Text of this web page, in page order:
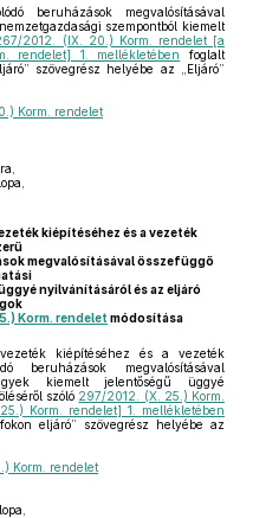
beruházások megvalósításával
szempontból kiemelt
2012. (IX. 20.) Korm. rendelet [a
rendelet] 1. mellékletében
foglalt
szövegrész helyébe az „Eljáró”
Korm. rendelet
kiépítéséhez és a vezeték
megvalósításával összefüggő
nyilvánításáról és az eljáró
Korm. rendelet módosítása
kiépítéséhez és a vezeték
beruházások megvalósításával
kiemelt jelentőségű üggyé
szóló 297/2012. (X. 25.) Korm.
Korm. rendelet] 1. mellékletében
eljáró” szövegrész helyébe az
Korm. rendelet